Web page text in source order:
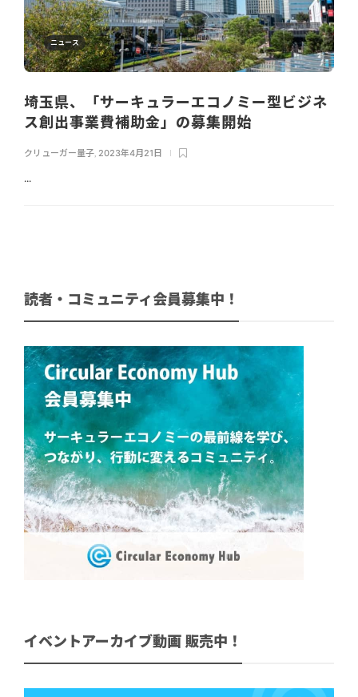
ニュース
埼玉県、「サーキュラーエコノミー型ビジネ
ス創出事業費補助金」の募集開始
クリューガー量子 2023年4月21日
...
読者・コミュニティ会員募集中！
イベントアーカイブ動画 販売中！